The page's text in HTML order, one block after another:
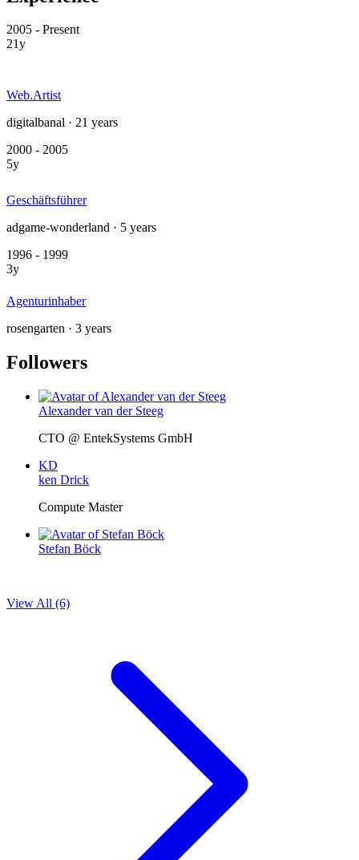
2005 - Present
21y
Web.Artist
digitalbanal · 21 years
2000 - 2005
5y
Geschäftsführer
adgame-wonderland · 5 years
1996 - 1999
3y
Agenturinhaber
rosengarten · 3 years
Followers
Alexander van der Steeg
CTO @ EntekSystems GmbH
KD
ken Drick
Compute Master
Stefan Böck
View All (6)